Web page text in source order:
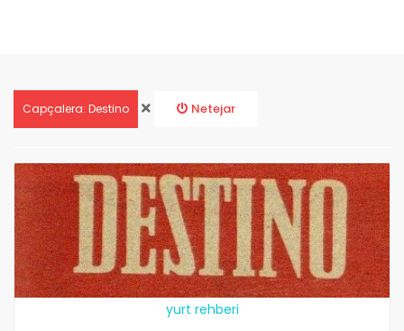
Capçalera: Destino Netejar
yurt rehberi